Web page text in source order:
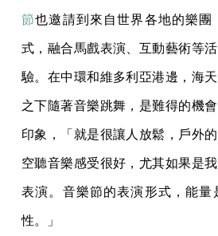
節也邀請到來自世界各地的樂團
式，融合馬戲表演、互動藝術等
驗。在中環和維多利亞港邊，海
之下隨著音樂跳舞，是難得的機
印象，「就是很讓人放鬆，戶外
空聽音樂感受很好，尤其如果是
表演。音樂節的表演形式，能量
性。」